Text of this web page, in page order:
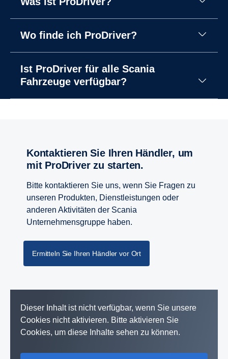
Wo finde ich ProDriver?
Ist ProDriver für alle Scania
Fahrzeuge verfügbar?
Kontaktieren Sie Ihren Händler, um
mit ProDriver zu starten.
Bitte kontaktieren Sie uns, wenn Sie Fragen zu
unseren Produkten, Dienstleistungen oder
anderen Aktivitäten der Scania
Unternehmensgruppe haben.
Ermitteln Sie Ihren Händler vor Ort
Dieser Inhalt ist nicht verfügbar, wenn Sie unsere
Cookies nicht aktivieren. Bitte aktivieren Sie
Cookies, um diese Inhalte sehen zu können.